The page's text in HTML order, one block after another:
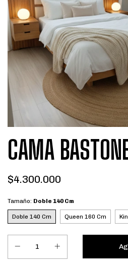
CAMA
$4.300.000
Tamaño: Doble 140 Cm
Doble 140 Cm Queen 160 Cm